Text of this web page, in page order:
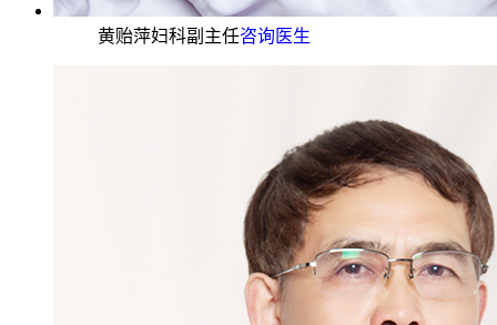
黄贻萍妇科副主任咨询医生